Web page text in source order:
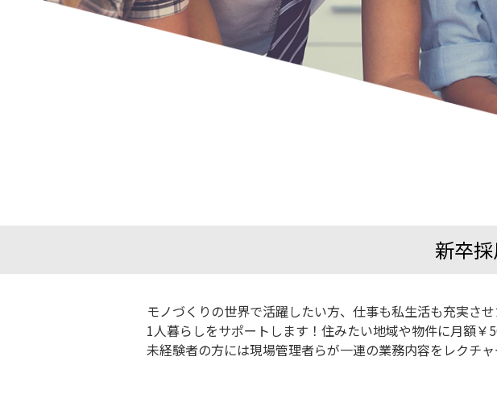
新卒採
モノづくりの世界で活躍したい方、仕事も私生活も充実さ
1人暮らしをサポートします！住みたい地域や物件に月額
未経験者の方には現場管理者らが一連の業務内容をレクチ